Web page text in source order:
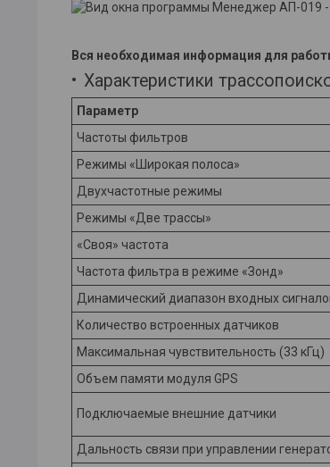
Вся необходимая информация для
Характеристики
Параметр
Частоты фильтров
Режимы «Широкая полоса»
Двухчастотные режимы
Режимы «Две трассы»
«Своя» частота
Частота фильтра в режиме «Зонд»
Динамический диапазон входных
Количество встроенных датчиков
Максимальная чувствительность (33 кГц)
Объем памяти модуля GPS
Подключаемые внешние датчики
Дальность связи при управлении